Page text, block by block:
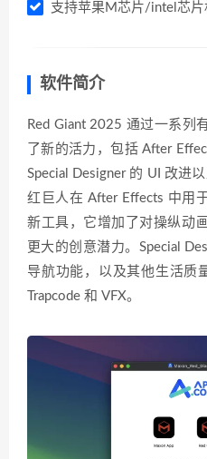
支持苹果M芯片/intel芯片
软件简介
Red Giant 2025 通过一系列
了新的活力，包括 After
Special Designer 的 UI 改进
红巨人在 After Effects 中用
新工具，它增加了对操纵动
更大的创意潜力。Special
导航功能，以及其他生活质
Trapcode 和 VFX。